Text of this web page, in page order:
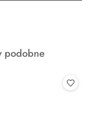
podobne